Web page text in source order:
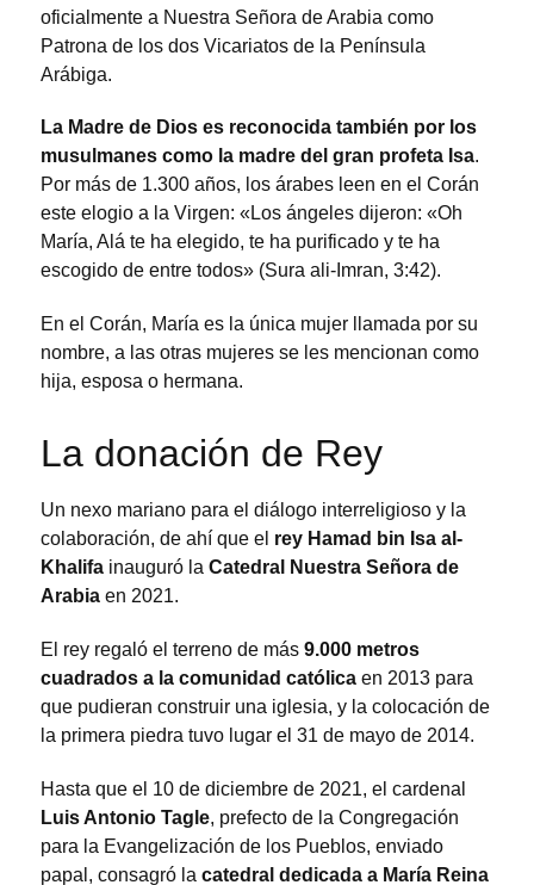
oficialmente a Nuestra Señora de Arabia como
Patrona de los dos Vicariatos de la Península
Arábiga.
La Madre de Dios es reconocida también por los
musulmanes como la madre del gran profeta Isa.
Por más de 1.300 años, los árabes leen en el Corán
este elogio a la Virgen: «Los ángeles dijeron: «Oh
María, Alá te ha elegido, te ha purificado y te ha
escogido de entre todos» (Sura ali-Imran, 3:42).
En el Corán, María es la única mujer llamada por su
nombre, a las otras mujeres se les mencionan como
hija, esposa o hermana.
La donación de Rey
Un nexo mariano para el diálogo interreligioso y la
colaboración, de ahí que el rey Hamad bin Isa al-
Khalifa inauguró la Catedral Nuestra Señora de
Arabia en 2021.
El rey regaló el terreno de más 9.000 metros
cuadrados a la comunidad católica en 2013 para
que pudieran construir una iglesia, y la colocación de
la primera piedra tuvo lugar el 31 de mayo de 2014.
Hasta que el 10 de diciembre de 2021, el cardenal
Luis Antonio Tagle, prefecto de la Congregación
para la Evangelización de los Pueblos, enviado
papal, consagró la catedral dedicada a María Reina